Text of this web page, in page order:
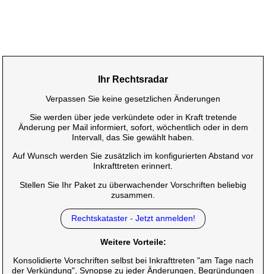
Ihr Rechtsradar
Verpassen Sie keine gesetzlichen Änderungen
Sie werden über jede verkündete oder in Kraft tretende
Änderung per Mail informiert, sofort, wöchentlich oder in dem
Intervall, das Sie gewählt haben.
Auf Wunsch werden Sie zusätzlich im konfigurierten Abstand vor
Inkrafttreten erinnert.
Stellen Sie Ihr Paket zu überwachender Vorschriften beliebig
zusammen.
Rechtskataster - Jetzt anmelden!
Weitere Vorteile:
Konsolidierte Vorschriften selbst bei Inkrafttreten "am Tage nach
der Verkündung", Synopse zu jeder Änderungen, Begründungen